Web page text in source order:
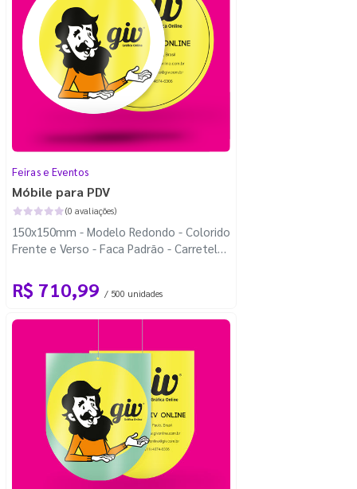
Feiras e Eventos
Móbile para PDV
(0 avaliações)
150x150mm - Modelo Redondo - Colorido
Frente e Verso - Faca Padrão - Carretel
R$ 710,99 / 500 unidades